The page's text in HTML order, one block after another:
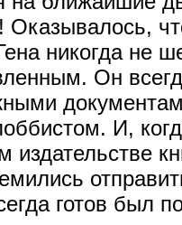
Оказывалось,
никогда не
Он
И,
издательстве
готов был